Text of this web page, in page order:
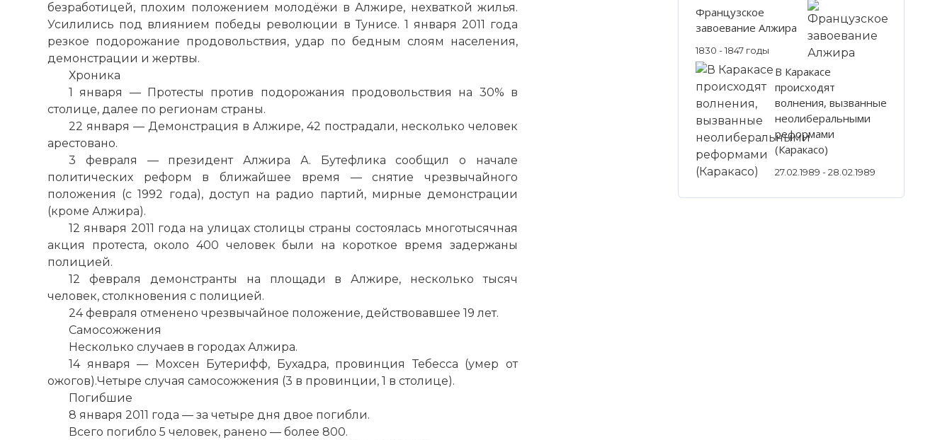
безработицей, плохим положением молодёжи в Алжире, нехваткой жилья.
Усилились под влиянием победы революции в Тунисе. 1 января 2011 года
резкое подорожание продовольствия, удар по бедным слоям населения,
демонстрации и жертвы.
Хроника
1 января — Протесты против подорожания продовольствия на 30% в
столице, далее по регионам страны.
22 января — Демонстрация в Алжире, 42 пострадали, несколько человек
арестовано.
3 февраля — президент Алжира А. Бутефлика сообщил о начале
политических реформ в ближайшее время — снятие чрезвычайного
положения (с 1992 года), доступ на радио партий, мирные демонстрации
(кроме Алжира).
12 января 2011 года на улицах столицы страны состоялась многотысячная
акция протеста, около 400 человек были на короткое время задержаны
полицией.
12 февраля демонстранты на площади в Алжире, несколько тысяч
человек, столкновения с полицией.
24 февраля отменено чрезвычайное положение, действовавшее 19 лет.
Самосожжения
Несколько случаев в городах Алжира.
14 января — Мохсен Бутерифф, Бухадра, провинция Тебесса (умер от
ожогов).Четыре случая самосожжения (3 в провинции, 1 в столице).
Погибшие
8 января 2011 года — за четыре дня двое погибли.
Всего погибло 5 человек, ранено — более 800.
Французское
завоевание Алжира
1830 - 1847 годы
В Каракасе
происходят
волнения, вызванные
неолиберальными
реформами
(Каракасо)
27.02.1989 - 28.02.1989